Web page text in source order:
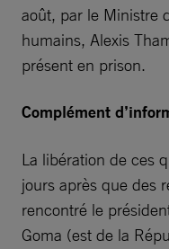
août, par le Ministre
humains, Alexis
présent en prison.
Complément
La libération de ces
jours après que des
rencontré le
Goma (est de la